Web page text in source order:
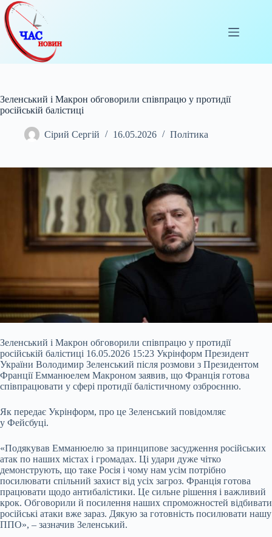
Перейти
до
вмісту
Зеленський і Макрон обговорили співпрацю у протидії
російській балістиці
Сірий Сергій 16.05.2026 Політика
Зеленський і Макрон обговорили співпрацю у протидії
російській балістиці 16.05.2026 15:23 Укрінформ Президент
України Володимир Зеленський після розмови з Президентом
Франції Емманюелем Макроном заявив, що Франція готова
співпрацювати у сфері протидії балістичному озброєнню.
Як передає Укрінформ, про це Зеленський повідомляє
у Фейсбуці.
«Подякував Емманюелю за принципове засудження російських
атак по наших містах і громадах. Ці удари дуже чітко
демонструють, що таке Росія і чому нам усім потрібно
посилювати спільний захист від усіх загроз. Франція готова
працювати щодо антибалістики. Це сильне рішення і важливий
крок. Обговорили й посилення наших спроможностей відбивати
російські атаки вже зараз. Дякую за готовність посилювати нашу
ППО», – зазначив Зеленський.